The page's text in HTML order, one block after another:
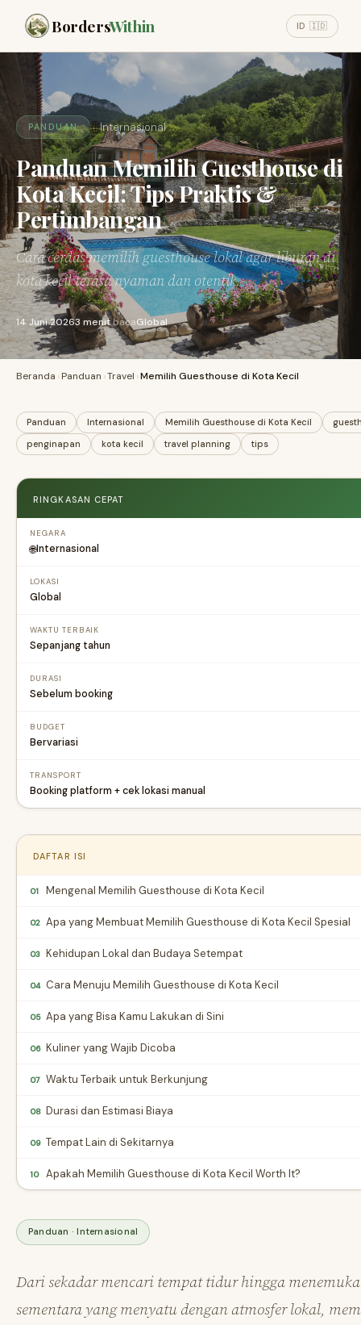
BordersWithin ID 🇮🇩
PANDUAN 🌐Internasional
Panduan Memilih Guesthouse di
Kota Kecil: Tips Praktis &
Pertimbangan
Cara cerdas memilih guesthouse lokal agar liburan di
kota kecil terasa nyaman dan otentik.
14 Juni 20263 menitbacaGlobal
Beranda ›Panduan ›Travel ›Memilih Guesthouse di Kota Kecil
Panduan Internasional Memilih Guesthouse di Kota Kecil
penginapan
kota kecil travel planning tips
RINGKASAN CEPAT
NEGARA
🌐Internasional
LOKASI
Global
WAKTU TERBAIK
Sepanjang tahun
DURASI
Sebelum booking
BUDGET
Bervariasi
TRANSPORT
Booking platform + cek lokasi manual
DAFTAR ISI
01 Mengenal Memilih Guesthouse di Kota Kecil
02 Apa yang Membuat Memilih Guesthouse di Kota Kecil Spesial
03 Kehidupan Lokal dan Budaya Setempat
04 Cara Menuju Memilih Guesthouse di Kota Kecil
05 Apa yang Bisa Kamu Lakukan di Sini
06 Kuliner yang Wajib Dicoba
07 Waktu Terbaik untuk Berkunjung
08 Durasi dan Estimasi Biaya
09 Tempat Lain di Sekitarnya
10 Apakah Memilih Guesthouse di Kota Kecil Worth It?
Panduan · Internasional
Dari sekadar mencari tempat tidur hingga
sementara yang menyatu dengan atmosfer lokal,